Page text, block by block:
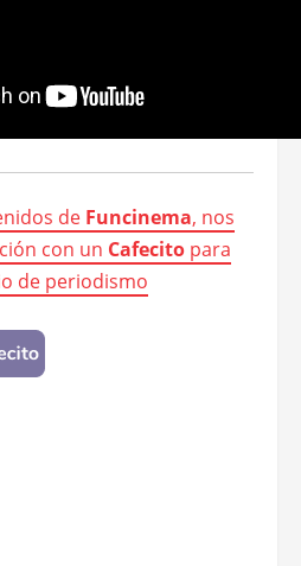
de Funcinema, nos
con un Cafecito para
de periodismo